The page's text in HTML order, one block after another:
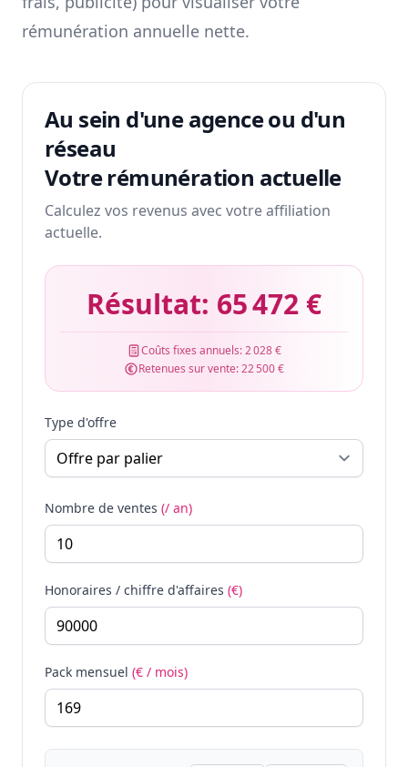
rémunération annuelle nette.
Au sein d'une agence ou d'un
réseau
Votre rémunération actuelle
Calculez vos revenus avec votre affiliation
actuelle.
Résultat: 65 472 €
Coûts fixes annuels:2 028 €
Retenues sur vente:22 500 €
Type d'offre
Nombre de ventes (/ an)
Honoraires / chiffre d'affaires (€)
Pack mensuel (€ / mois)